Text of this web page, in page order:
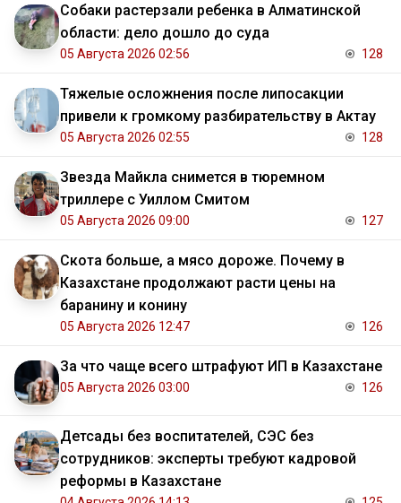
Собаки растерзали ребенка в Алматинской
области: дело дошло до суда
05 Августа 2026 02:56 128
Тяжелые осложнения после липосакции
привели к громкому разбирательству в Актау
05 Августа 2026 02:55 128
Звезда Майкла снимется в тюремном
триллере с Уиллом Смитом
05 Августа 2026 09:00 127
Скота больше, а мясо дороже. Почему в
Казахстане продолжают расти цены на
баранину и конину
05 Августа 2026 12:47 126
За что чаще всего штрафуют ИП в Казахстане
05 Августа 2026 03:00 126
Детсады без воспитателей, СЭС без
сотрудников: эксперты требуют кадровой
реформы в Казахстане